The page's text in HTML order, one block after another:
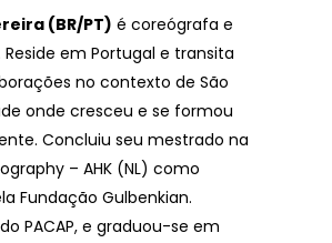
(BR/PT) é coreógrafa e
em Portugal e transita
no contexto de São
onde cresceu e se formou
Concluiu seu mestrado na
– AHK (NL) como
Fundação Gulbenkian.
PACAP, e graduou-se em